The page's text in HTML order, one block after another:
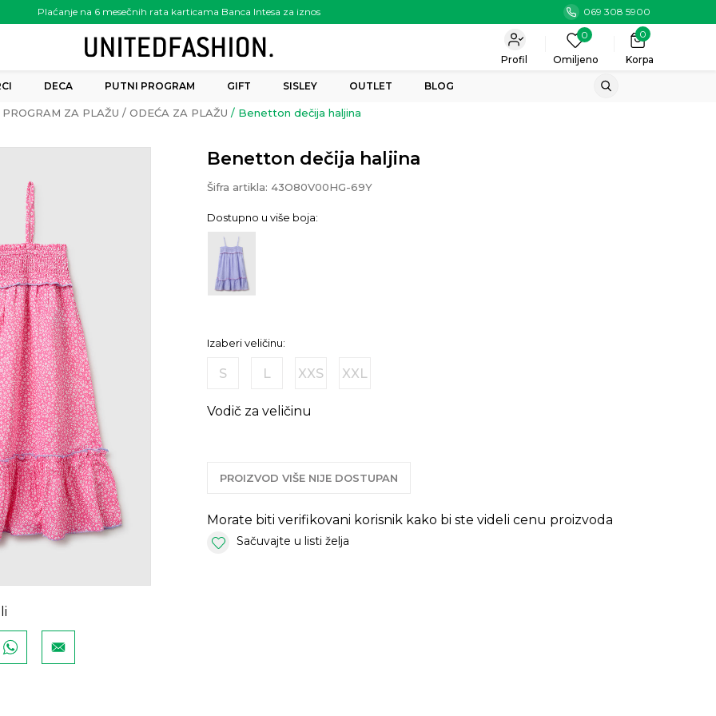
Plaćanje na 6 mesečnih rata karticama Banca Intesa za iznos
preko 6.000.00 rsd
069 308 5900
Korpa
0
0
Omiljeno
Profil
DECA PUTNI PROGRAM GIFT SISLEY OUTLET BLOG
PROGRAM ZA PLAŽU ODEĆA ZA PLAŽU Benetton dečija haljina
Benetton dečija haljina
Šifra artikla: 43O80V00HG-69Y
Dostupno u više boja:
Izaberi veličinu:
S L XXS XXL
Vodič za veličinu
PROIZVOD VIŠE NIJE DOSTUPAN
Morate biti verifikovani korisnik kako bi ste videli cenu proizvoda
Sačuvajte u listi želja